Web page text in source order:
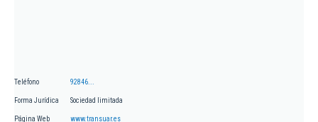
Teléfono 92846...
Forma Jurídica Sociedad limitada
Página Web www.transuar.es